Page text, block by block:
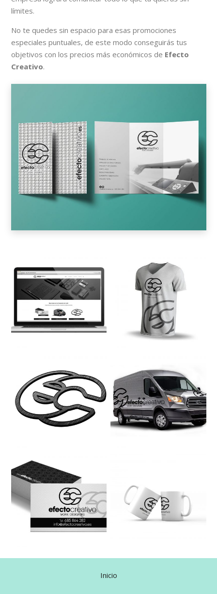
límites.
No te quedes sin espacio para esas promociones
especiales puntuales, de este modo conseguirás tus
objetivos con los precios más económicos de Efecto
Creativo.
Inicio